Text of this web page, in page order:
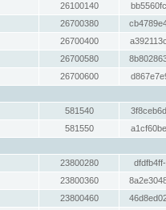
26100140
26700380
26700400
26700580
26700600
581540
581550
23800280
23800360
23800460